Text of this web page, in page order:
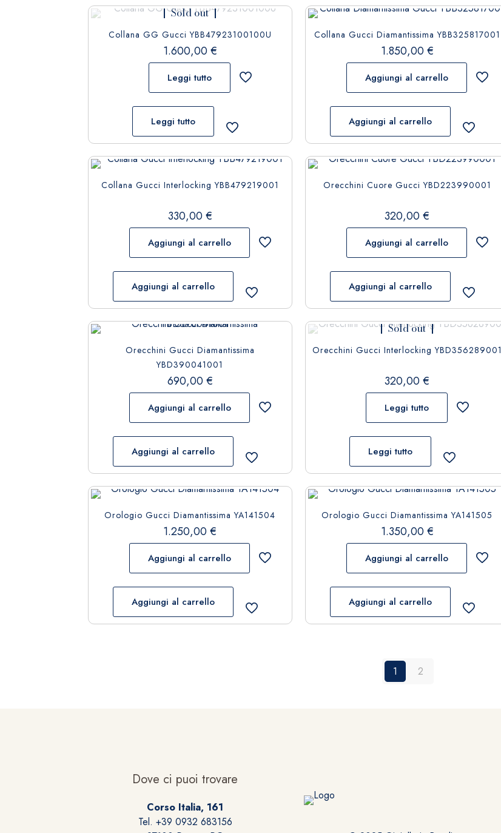
Sold out
Collana GG Gucci YBB47923100100U
1.600,00€
Leggi tutto
Leggi tutto
Collana Gucci Diamantissima YBB325817001
1.850,00€
Aggiungi al carrello
Aggiungi al carrello
Collana Gucci Interlocking YBB479219001
330,00€
Aggiungi al carrello
Aggiungi al carrello
Orecchini Cuore Gucci YBD223990001
320,00€
Aggiungi al carrello
Aggiungi al carrello
Orecchini Gucci Diamantissima
YBD390041001
690,00€
Aggiungi al carrello
Aggiungi al carrello
Sold out
Orecchini Gucci Interlocking YBD356289001
320,00€
Leggi tutto
Leggi tutto
Orologio Gucci Diamantissima YA141504
1.250,00€
Aggiungi al carrello
Aggiungi al carrello
Orologio Gucci Diamantissima YA141505
1.350,00€
Aggiungi al carrello
Aggiungi al carrello
1 2
Dove ci puoi trovare
Corso Italia, 161
Tel. +39 0932 683156